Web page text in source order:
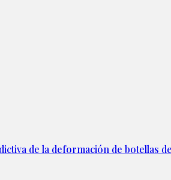
de la deformación de botellas